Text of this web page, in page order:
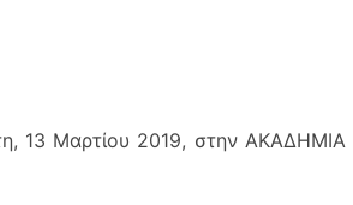
13 Μαρτίου 2019, στην